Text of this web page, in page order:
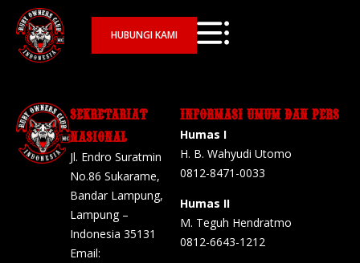
HUBUNGI KAMI
SEKRETARIAT
NASIONAL
Jl. Endro Suratmin
No.86 Sukarame,
Bandar Lampung,
Lampung –
Indonesia 35131
Email:
INFORMASI UMUM DAN PERS
Humas I
H. B. Wahyudi Utomo
0812-8471-0033
Humas II
M. Teguh Hendratmo
0812-6643-1212